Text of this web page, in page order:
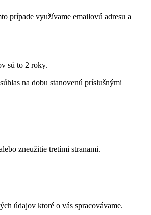
prípade využívame emailovú adresu a
sú to 2 roky.
na dobu stanovenú príslušnými
zneužitie tretími stranami.
údajov ktoré o vás spracovávame.